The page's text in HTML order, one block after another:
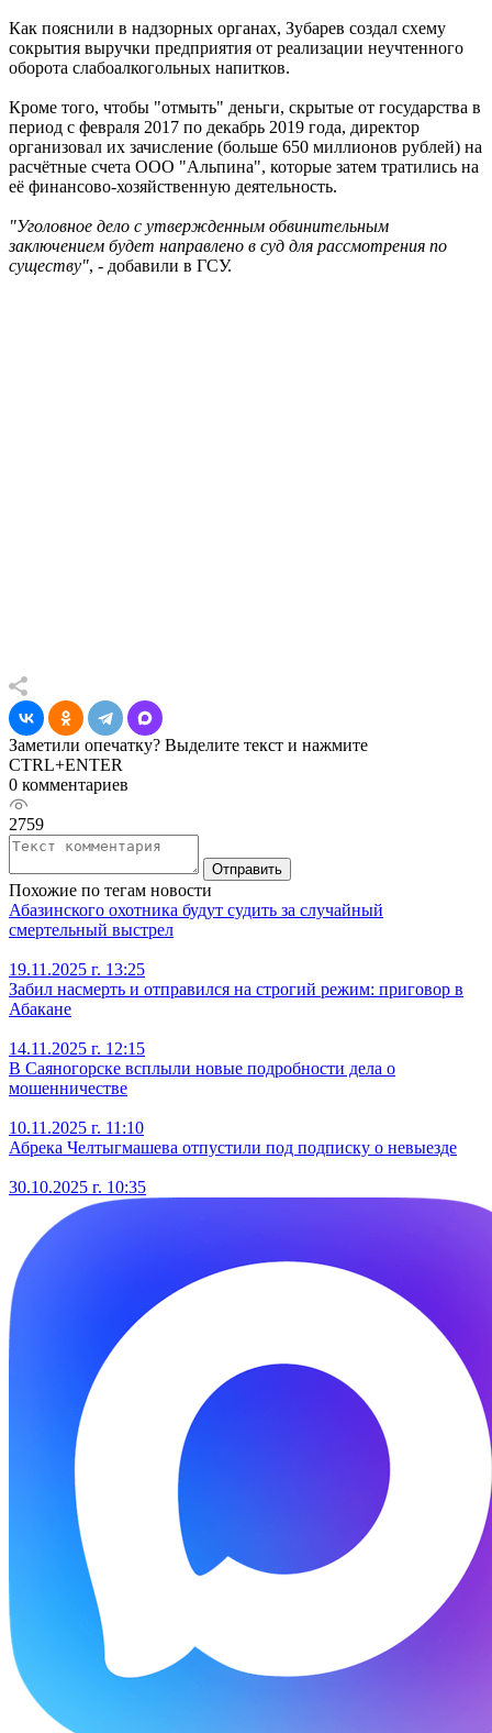
Как пояснили в надзорных органах, Зубарев создал схему
сокрытия выручки предприятия от реализации неучтенного
оборота слабоалкогольных напитков.
Кроме того, чтобы "отмыть" деньги, скрытые от государства в
период с февраля 2017 по декабрь 2019 года, директор
организовал их зачисление (больше 650 миллионов рублей) на
расчётные счета ООО "Альпина", которые затем тратились на
её финансово-хозяйственную деятельность.
"Уголовное дело с утвержденным обвинительным
заключением будет направлено в суд для рассмотрения по
существу", - добавили в ГСУ.
Заметили опечатку? Выделите текст и нажмите
CTRL+ENTER
0 комментариев
2759
Отправить
Похожие по тегам новости
Абазинского охотника будут судить за случайный
смертельный выстрел
19.11.2025 г. 13:25
Забил насмерть и отправился на строгий режим: приговор в
Абакане
14.11.2025 г. 12:15
В Саяногорске всплыли новые подробности дела о
мошенничестве
10.11.2025 г. 11:10
Абрека Челтыгмашева отпустили под подписку о невыезде
30.10.2025 г. 10:35